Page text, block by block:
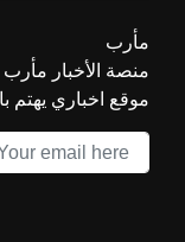
مأرب
منصة الأخبار مأرب
موقع اخباري يهتم